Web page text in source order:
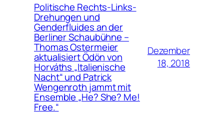
Politische Rechts-Links-
Drehungen und
Genderfluides an der
Berliner Schaubühne –
Thomas Ostermeier
aktualisiert Ödön von
Horváths „Italienische
Nacht“ und Patrick
Wengenroth jammt mit
Ensemble „He? She? Me!
Free.“
Dezember
18, 2018